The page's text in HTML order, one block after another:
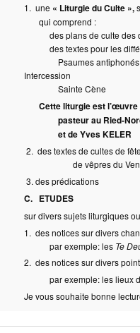
1. une « Liturgie du Culte »,
qui comprend :
des plans de culte des
des textes pour les
Psaumes antiphonés,
Intercession
Sainte
Cette liturgie est l’œuvre
pasteur au Ried-Nord,
et de Yves KELER
2. des textes de cultes de
de vêpres du
3. des prédications
C. ETUDES
sur divers sujets liturgiques
1. des notices sur divers
par exemple: les Te
2. des notices sur divers
par exemple: les lieux
Je vous souhaite bonne